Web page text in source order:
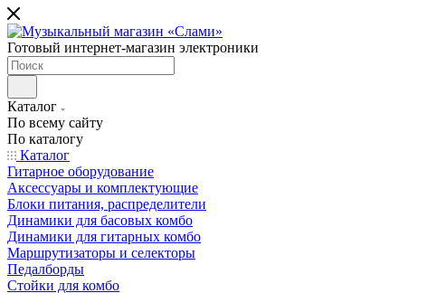
Готовый интернет-магазин электроники
Каталог
По всему сайту
По каталогу
Каталог
Гитарное оборудование
Аксессуары и комплектующие
Блоки питания, распределители
Динамики для басовых комбо
Динамики для гитарных комбо
Маршрутизаторы и селекторы
Педалборды
Стойки для комбо